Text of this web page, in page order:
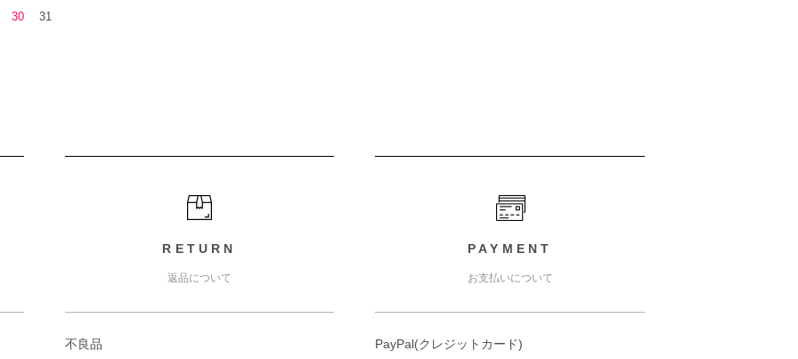
30 31
RETURN
返品について
不良品
PAYMENT
お支払いについて
PayPal(クレジットカード)